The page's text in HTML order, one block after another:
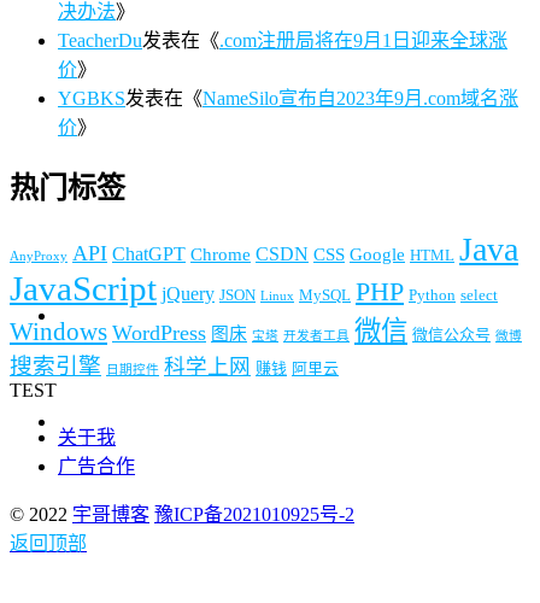
决办法》
TeacherDu发表在《.com注册局将在9月1日迎来全球涨
价》
YGBKS发表在《NameSilo宣布自2023年9月.com域名涨
价》
热门标签
AnyProxy API ChatGPT Chrome CSDN CSS Google HTML Java
JavaScript jQuery JSON Linux MySQL PHP Python select
Windows WordPress 图床 宝塔 开发者工具 微信 微信公众号 微博
搜索引擎 日期控件 科学上网 赚钱 阿里云
TEST
关于我
广告合作
© 2022 宇哥博客 豫ICP备2021010925号-2
返回顶部